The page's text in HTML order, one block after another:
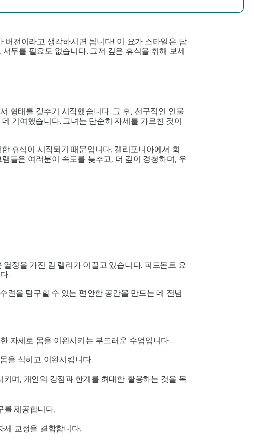
버전이라고 생각하시면 됩니다! 이 요가 스타일은 담
두를 필요도 없습니다. 그저 깊은 휴식을 취해 보세
형태를 갖추기 시작했습니다. 그 후, 선구적인 인물
기여했습니다. 그녀는 단순히 자세를 가르친 것이
휴식이 시작되기 때문입니다. 캘리포니아에서 회
들은 여러분이 속도를 늦추고, 더 깊이 경청하며, 우
정을 가진 킴 랠리가 이끌고 있습니다. 피드몬트 요
.
련을 탐구할 수 있는 편안한 공간을 만드는 데 전념
자세로 몸을 이완시키는 부드러운 수업입니다.
을 식히고 이완시킵니다.
며, 개인의 강점과 한계를 최대한 활용하는 것을 목
를 제공합니다.
세 교정을 결합합니다.